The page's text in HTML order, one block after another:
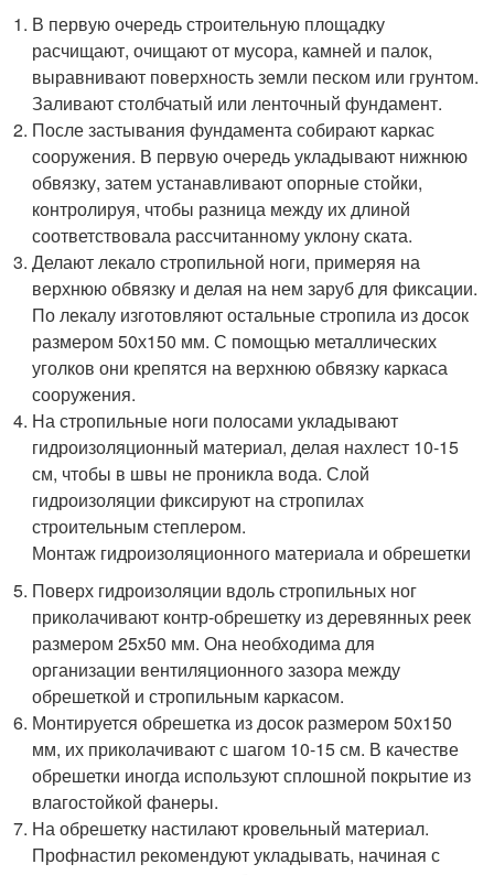
В первую очередь строительную площадку
расчищают, очищают от мусора, камней и палок,
выравнивают поверхность земли песком или грунтом.
Заливают столбчатый или ленточный фундамент.
После застывания фундамента собирают каркас
сооружения. В первую очередь укладывают нижнюю
обвязку, затем устанавливают опорные стойки,
контролируя, чтобы разница между их длиной
соответствовала рассчитанному уклону ската.
Делают лекало стропильной ноги, примеряя на
верхнюю обвязку и делая на нем заруб для фиксации.
По лекалу изготовляют остальные стропила из досок
размером 50х150 мм. С помощью металлических
уголков они крепятся на верхнюю обвязку каркаса
сооружения.
На стропильные ноги полосами укладывают
гидроизоляционный материал, делая нахлест 10-15
см, чтобы в швы не проникла вода. Слой
гидроизоляции фиксируют на стропилах
строительным степлером.
Монтаж гидроизоляционного материала и обрешетки
Поверх гидроизоляции вдоль стропильных ног
приколачивают контр-обрешетку из деревянных реек
размером 25х50 мм. Она необходима для
организации вентиляционного зазора между
обрешеткой и стропильным каркасом.
Монтируется обрешетка из досок размером 50х150
мм, их приколачивают с шагом 10-15 см. В качестве
обрешетки иногда используют сплошной покрытие из
влагостойкой фанеры.
На обрешетку настилают кровельный материал.
Профнастил рекомендуют укладывать, начиная с